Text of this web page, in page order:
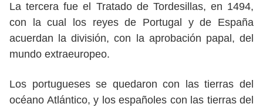
La tercera fue el Tratado de Tordesillas, en 1494,
con la cual los reyes de Portugal y de España
acuerdan la división, con la aprobación papal, del
mundo extraeuropeo.
Los portugueses se quedaron con las tierras del
océano Atlántico, y los españoles con las tierras del